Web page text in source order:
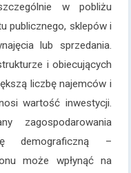
w pobliżu
publicznego, sklepów i
lub sprzedania.
i obiecujących
liczbę najemców i
wartość inwestycji.
zagospodarowania
demograficzną –
może wpłynąć na